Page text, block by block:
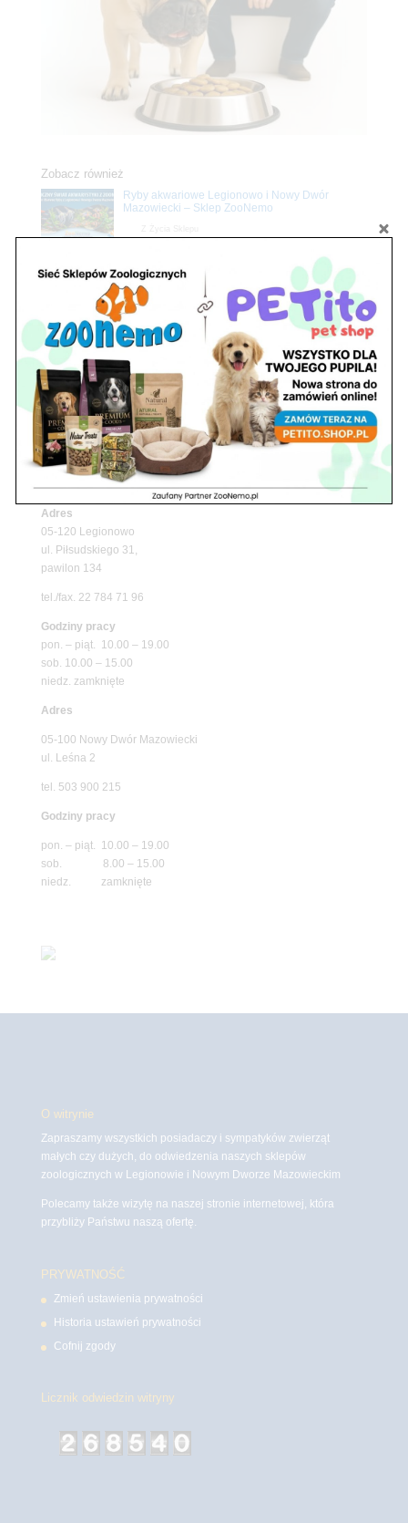
Zobacz również
Ryby akwariowe Legionowo i Nowy Dwór
Mazowiecki – Sklep ZooNemo
Z Życia Sklepu
Stwórz podwodne arcydzieło: Najpiękniejsze
rośliny akwariowe w ZooNemo – Legionowo i
Nowy Dwór Mazowiecki
Upały wracają! Zadbaj o komfort swojego pupila
z matami chłodzącymi ZooNemo
Z Życia Sklepu
Niedziela handlowa w Zoonemo – Informacja o
godzinach otwarcia
Znajdź nas
Adres
05-120 Legionowo
ul. Piłsudskiego 31,
pawilon 134
tel./fax. 22 784 71 96
Godziny pracy
pon. – piąt. 10.00 – 19.00
sob. 10.00 – 15.00
niedz. zamknięte
Adres
05-100 Nowy Dwór Mazowiecki
ul. Leśna 2
tel. 503 900 215
Godziny pracy
pon. – piąt. 10.00 – 19.00
sob. 8.00 – 15.00
niedz. zamknięte
O witrynie
Zapraszamy wszystkich posiadaczy i sympatyków zwierząt
małych czy dużych, do odwiedzenia naszych sklepów
zoologicznych w Legionowie i Nowym Dworze Mazowieckim
Polecamy także wizytę na naszej stronie internetowej, która
przybliży Państwu naszą ofertę.
PRYWATNOŚĆ
Zmień ustawienia prywatności
Historia ustawień prywatności
Cofnij zgody
Licznik odwiedzin witryny